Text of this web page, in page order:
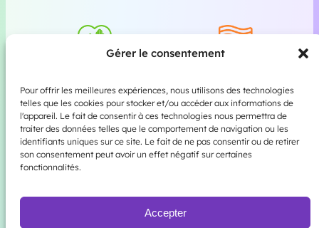
Gérer le consentement
Pour offrir les meilleures expériences, nous utilisons des technologies
telles que les cookies pour stocker et/ou accéder aux informations de
l'appareil. Le fait de consentir à ces technologies nous permettra de
traiter des données telles que le comportement de navigation ou les
identifiants uniques sur ce site. Le fait de ne pas consentir ou de retirer
son consentement peut avoir un effet négatif sur certaines
fonctionnalités.
Accepter
Devenir bénévole
Tout le monde peut être
bénévole ! Que vous
souhaitiez participer à la
construction de meubles, à
Acheter un drapeau pour
soutenir les projets de
l’association est un moyen
simple et efficace de
lutte contre les
discriminations.